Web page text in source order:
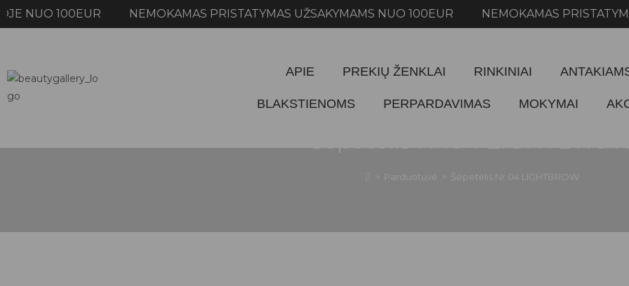
NEMOKAMAS PRISTATYMAS UŽSAKYMAMS NUO 100EUR NEMOKAMAS PRISTATYMAS
APIE PREKIŲ ŽENKLAI RINKINIAI
BLAKSTIENOMS PERPARDAVIMAS MOKYMAI
Šepetėlis Nr.04
> Parduotuvė > Šepetėlis Nr.04 LIGHTBROW